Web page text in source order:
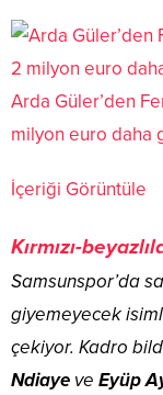
Arda Güler’den
milyon euro daha
İçeriği Görüntüle
Kırmızı-
Samsunspor’da
giyemeyecek
çekiyor. Kadro
Ndiaye ve Eyüp